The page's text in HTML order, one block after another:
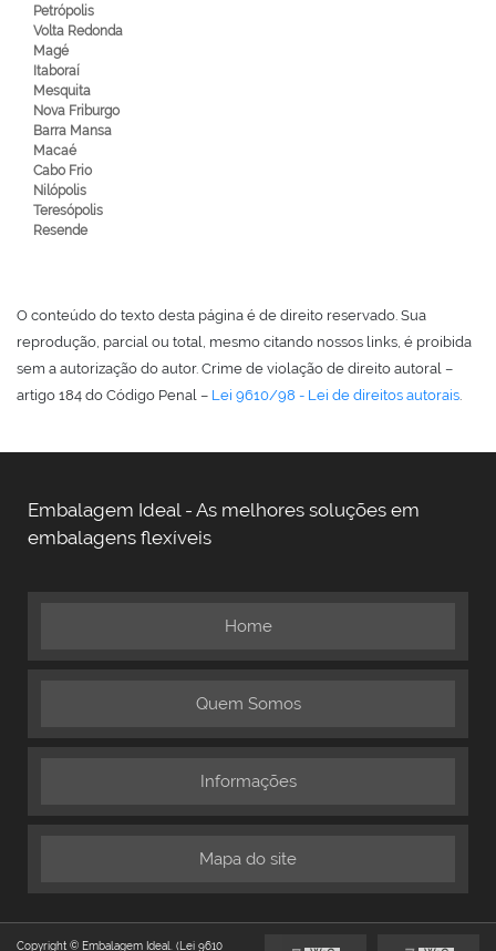
Petrópolis
Volta Redonda
Magé
Itaboraí
Mesquita
Nova Friburgo
Barra Mansa
Macaé
Cabo Frio
Nilópolis
Teresópolis
Resende
O conteúdo do texto desta página é de direito reservado. Sua
reprodução, parcial ou total, mesmo citando nossos links, é proibida
sem a autorização do autor. Crime de violação de direito autoral –
artigo 184 do Código Penal – Lei 9610/98 - Lei de direitos autorais.
Embalagem Ideal - As melhores soluções em
embalagens flexíveis
Home
Quem Somos
Informações
Mapa do site
Copyright © Embalagem Ideal. (Lei 9610